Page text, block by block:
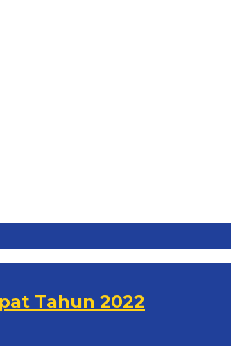
Tahun 2022